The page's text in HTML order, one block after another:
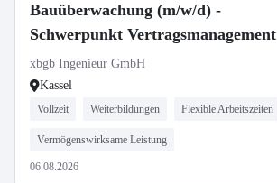
Bauüberwachung (m/w/d) -
Schwerpunkt Vertragsmanagement
xbgb Ingenieur GmbH
Kassel
Vollzeit Weiterbildungen Flexible Arbeitszeiten
Vermögenswirksame Leistung
06.08.2026